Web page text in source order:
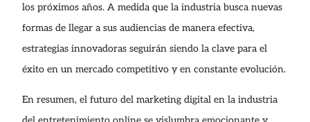
los próximos años. A medida que la industria busca nuevas
formas de llegar a sus audiencias de manera efectiva,
estrategias innovadoras seguirán siendo la clave para el
éxito en un mercado competitivo y en constante evolución.
En resumen, el futuro del marketing digital en la industria